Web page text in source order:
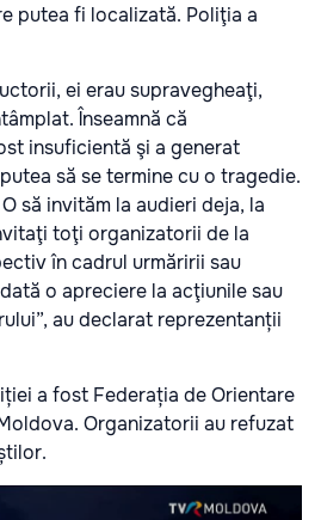
putea fi localizată. Poliţia a
ei erau supravegheaţi,
Înseamnă că
insuficientă şi a generat
să se termine cu o tragedie.
să invităm la audieri deja, la
toţi organizatorii de la
în cadrul urmăririi sau
o apreciere la acţiunile sau
au declarat reprezentanții
a fost Federația de Orientare
Organizatorii au refuzat